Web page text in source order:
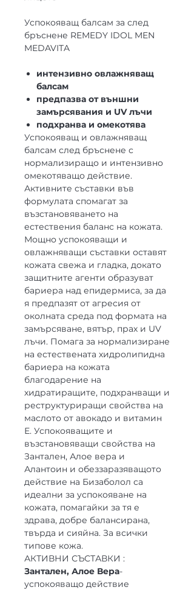
Успокояващ балсам за след
бръснене REMEDY IDOL MEN
MEDAVITA
интензивно овлажняващ
балсам
предпазва от външни
замърсявания и UV лъчи
подхранва и омекотява
Успокояващ и овлажняващ
балсам след бръснене с
нормализиращо и интензивно
омекотяващо действие.
Активните съставки във
формулата спомагат за
възстановяването на
естествения баланс на кожата.
Мощно успокояващи и
овлажняващи съставки оставят
кожата свежа и гладка, докато
защитните агенти образуват
бариера над епидермиса, за да
я предпазят от агресия от
околната среда под формата на
замърсяване, вятър, прах и UV
лъчи. Помага за нормализиране
на естествената хидролипидна
бариера на кожата
благодарение на
хидратиращите, подхранващи и
реструктуриращи свойства на
маслото от авокадо и витамин
Е. Успокояващите и
възстановяващи свойства на
Зантален, Алое вера и
Алантоин и обеззаразяващото
действие на Бизаболол са
идеални за успокояване на
кожата, помагайки за тя е
здрава, добре балансирана,
твърда и сияйна. За всички
типове кожа.
АКТИВНИ СЪСТАВКИ :
Зантален, Алое Вера-
успокояващо действие